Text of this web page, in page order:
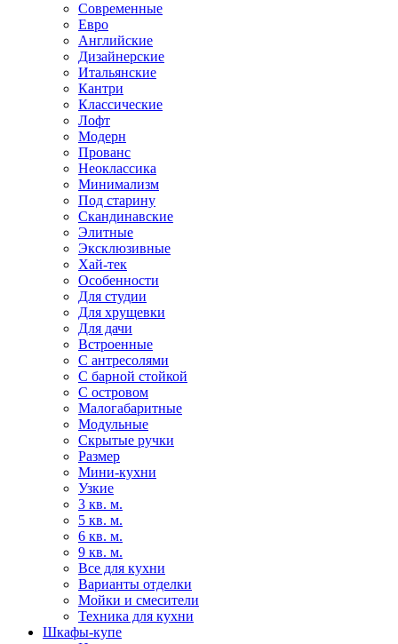
Современные
Евро
Английские
Дизайнерские
Итальянские
Кантри
Классические
Лофт
Модерн
Прованс
Неоклассика
Минимализм
Под старину
Скандинавские
Элитные
Эксклюзивные
Хай-тек
Особенности
Для студии
Для хрущевки
Для дачи
Встроенные
С антресолями
С барной стойкой
С островом
Малогабаритные
Модульные
Скрытые ручки
Размер
Мини-кухни
Узкие
3 кв. м.
5 кв. м.
6 кв. м.
9 кв. м.
Все для кухни
Варианты отделки
Мойки и смесители
Техника для кухни
Шкафы-купе